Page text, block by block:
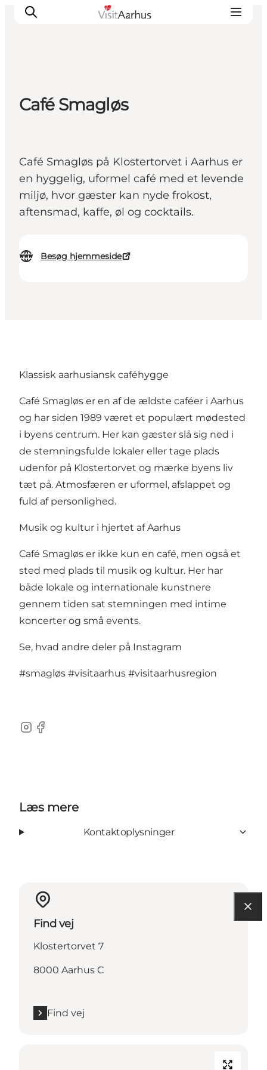
Oplevelser
Transport
Café Smagløs
Café Smagløs på Klostertorvet i Aarhus er
en hyggelig, uformel café med et levende
miljø, hvor gæster kan nyde frokost,
aftensmad, kaffe, øl og cocktails.
Besøg hjemmeside
Klassisk aarhusiansk caféhygge
Café Smagløs er en af de ældste caféer i Aarhus
og har siden 1989 været et populært mødested
i byens centrum. Her kan gæster slå sig ned i
de stemningsfulde lokaler eller tage plads
udenfor på Klostertorvet og mærke byens liv
tæt på. Atmosfæren er uformel, afslappet og
fuld af personlighed.
Musik og kultur i hjertet af Aarhus
Café Smagløs er ikke kun en café, men også et
sted med plads til musik og kultur. Her har
både lokale og internationale kunstnere
gennem tiden sat stemningen med intime
koncerter og små events.
Se, hvad andre deler på Instagram
#smagløs #visitaarhus #visitaarhusregion
Instagram
Facebook
Læs mere
Kontaktoplysninger
Find vej
Klostertorvet 7
8000 Aarhus C
Find vej